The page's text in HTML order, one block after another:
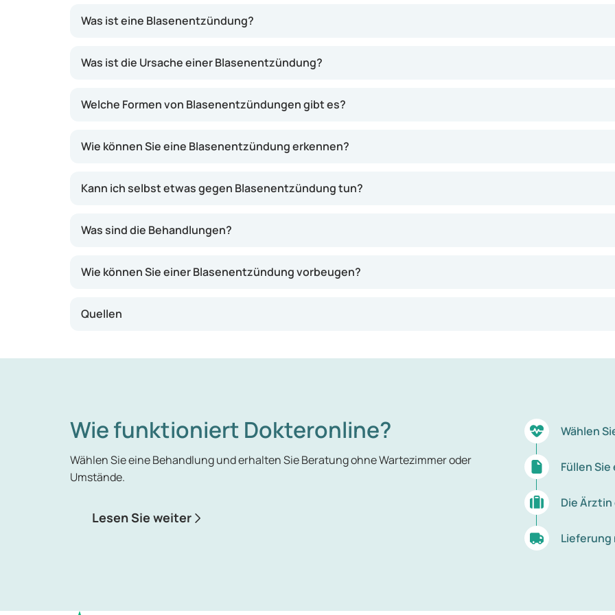
Was ist eine Blasenentzündung?
Was ist die Ursache einer Blasenentzündung?
Welche Formen von Blasenentzündungen gibt es?
Wie können Sie eine Blasenentzündung erkennen?
Kann ich selbst etwas gegen Blasenentzündung tun?
Was sind die Behandlungen?
Wie können Sie einer Blasenentzündung vorbeugen?
Quellen
Wie funktioniert Dokteronline?
Wählen Sie eine Behandlung und erhalten Sie Beratung ohne Wartezimmer oder
Umstände.
Lesen Sie weiter
Wählen
Füllen
Die
Lieferung